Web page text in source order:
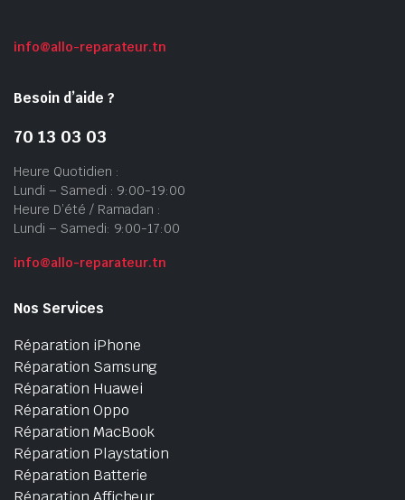
info@allo-reparateur.tn
Besoin d’aide ?
70 13 03 03
Heure Quotidien :
Lundi – Samedi : 9:00-19:00
Heure D’été / Ramadan :
Lundi – Samedi: 9:00-17:00
info@allo-reparateur.tn
Nos Services
Réparation iPhone
Réparation Samsung
Réparation Huawei
Réparation Oppo
Réparation MacBook
Réparation Playstation
Réparation Batterie